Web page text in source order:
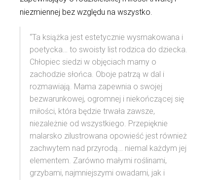
niezmiennej bez względu na wszystko.
“Ta książka jest estetycznie wysmakowana i
poetycka… to swoisty list rodzica do dziecka.
Chłopiec siedzi w objęciach mamy o
zachodzie słońca. Oboje patrzą w dal i
rozmawiają. Mama zapewnia o swojej
bezwarunkowej, ogromnej i niekończącej się
miłości, która będzie trwała zawsze,
niezależnie od wszystkiego. Przepięknie
malarsko zilustrowana opowieść jest również
zachwytem nad przyrodą… niemal każdym jej
elementem. Zarówno małymi roślinami,
grzybami, najmniejszymi owadami, jak i